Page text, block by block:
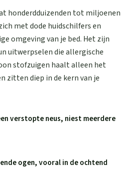
honderdduizenden tot miljoenen
met dode huidschilfers en
omgeving van je bed. Het zijn
uitwerpselen die allergische
stofzuigen haalt alleen het
zitten diep in de kern van je
verstopte neus, niest meerdere
ogen, vooral in de ochtend